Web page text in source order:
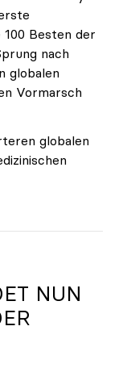
Besten der
nach
globalen
Vormarsch
globalen
geben
NUN